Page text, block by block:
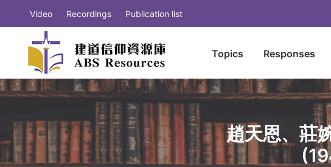
Video Recordings Publication list
Topics Responses
趙天恩、莊